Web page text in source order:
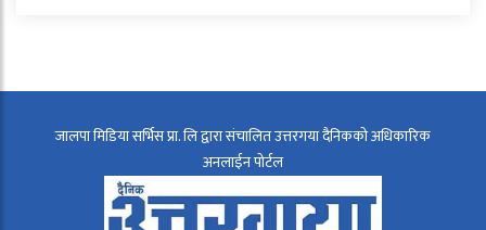
जालपा मिडिया सर्भिस प्रा. लि द्वारा संचालित उत्तरगया दैनिकको अधिकारिक
अनलाईन पोर्टल